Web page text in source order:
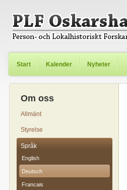
Start Kalender Nyheter
Om oss
Allmänt
Styrelse
Språk
English
Deutsch
Francais